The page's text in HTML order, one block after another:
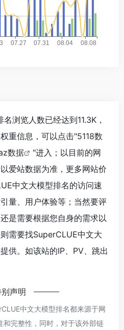
浏览人数已经达到11.3K，
重信息，可以点击"5118数
数据
"进入；以目前的网
爱站数据为准，更多网站价
中文大模型排名的访问速
量、用户体验等；当然要评
是需要根据您自身的需求以
需要找SuperCLUE中文大
供。如该站的IP、PV、跳出
声明
中文大模型排名都来源于网
和完整性，同时，对于该外部链